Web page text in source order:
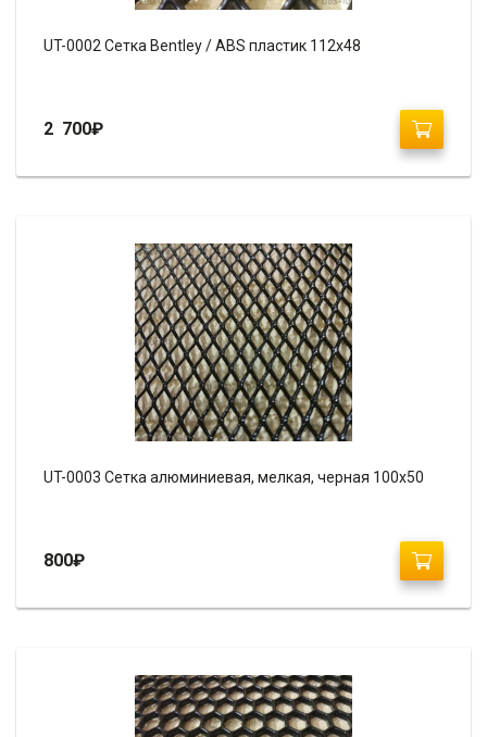
UT-0002 Сетка Bentley / ABS пластик 112х48
2 700₽
UT-0003 Сетка алюминиевая, мелкая, черная 100х50
800₽